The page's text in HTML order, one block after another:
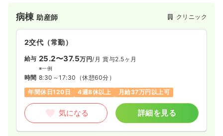
病棟 助産師 クリニック
2交代（常勤）
給与 25.2〜37.5万円/月 賞与2.5ヶ月
※一例
時間 8:30～17:30 （休憩60分）
年間休日120日
4週8休以上 月給37万円以上可
気になる 詳細を見る